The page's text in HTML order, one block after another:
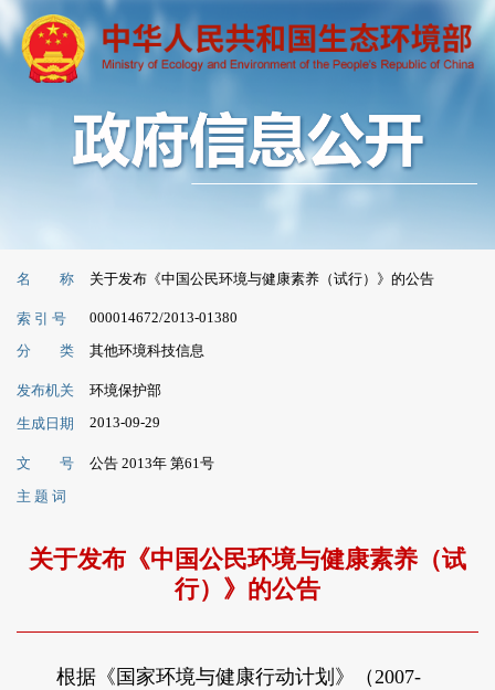
名 称 关于发布《中国公民环境与健康素养（试行）》的公告
索 引 号 000014672/2013-01380
分 类 其他环境科技信息
发布机关
环境保护部
生成日期
2013-09-29
文 号
公告 2013年 第61号
主 题 词
关于发布《中国公民环境与健康素养（试
行）》的公告
根据《国家环境与健康行动计划》（2007-